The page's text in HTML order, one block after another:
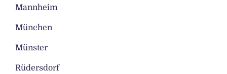
Mannheim
München
Münster
Rüdersdorf